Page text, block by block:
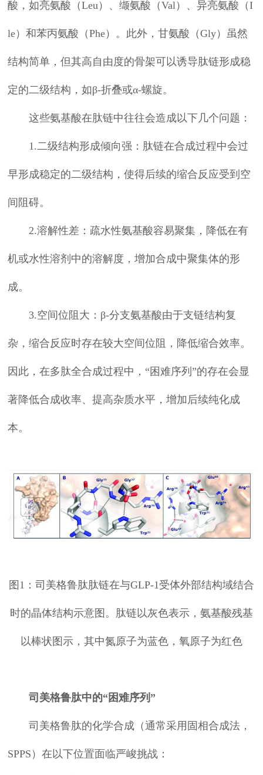
酸，如亮氨酸（Leu）、缬氨酸（Val）、异亮氨酸（I
le）和苯丙氨酸（Phe）。此外，甘氨酸（Gly）虽然
结构简单，但其高自由度的骨架可以诱导肽链形成稳
定的二级结构，如β-折叠或α-螺旋。
这些氨基酸在肽链中往往会造成以下几个问题：
1.二级结构形成倾向强：肽链在合成过程中会过
早形成稳定的二级结构，使得后续的缩合反应受到空
间阻碍。
2.溶解性差：疏水性氨基酸容易聚集，降低在有
机或水性溶剂中的溶解度，增加合成中聚集体的形
成。
3.空间位阻大：β-分支氨基酸由于支链结构复
杂，缩合反应时存在较大空间位阻，降低缩合效率。
因此，在多肽全合成过程中，“困难序列”的存在会显
著降低合成收率、提高杂质水平，增加后续纯化成
本。
图1：司美格鲁肽肽链在与GLP-1受体外部结构域结合
时的晶体结构示意图。肽链以灰色表示，氨基酸残基
以棒状图示，其中氮原子为蓝色，氧原子为红色
司美格鲁肽中的“困难序列”
司美格鲁肽的化学合成（通常采用固相合成法，
SPPS）在以下位置面临严峻挑战：